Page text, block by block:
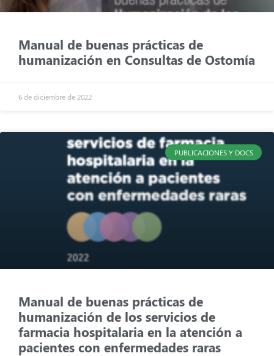
Manual de buenas prácticas de
humanización en Consultas de Ostomía
6 de diciembre de 2022
PUBLICACIONES Y DOCS
Manual de buenas prácticas de
humanización de los servicios de
farmacia hospitalaria en la atención a
pacientes con enfermedades raras